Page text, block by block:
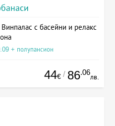
с басейни и релакс
+ полупансион
44€ / 86.06
лв.